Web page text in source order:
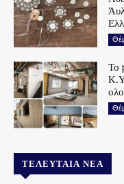
Το
ΤΕΛΕΥΤΑΊΑ ΝΈΑ